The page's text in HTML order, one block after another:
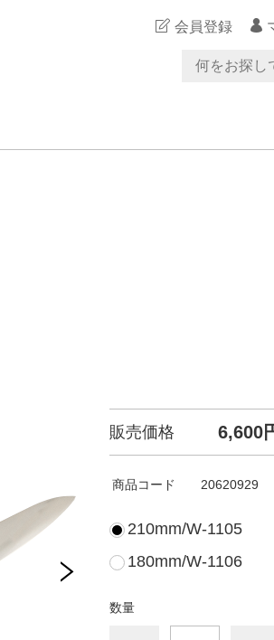
会員登録
販売価格 6,600
商品コード 20620929
210mm/W-1105
180mm/W-1106
数量